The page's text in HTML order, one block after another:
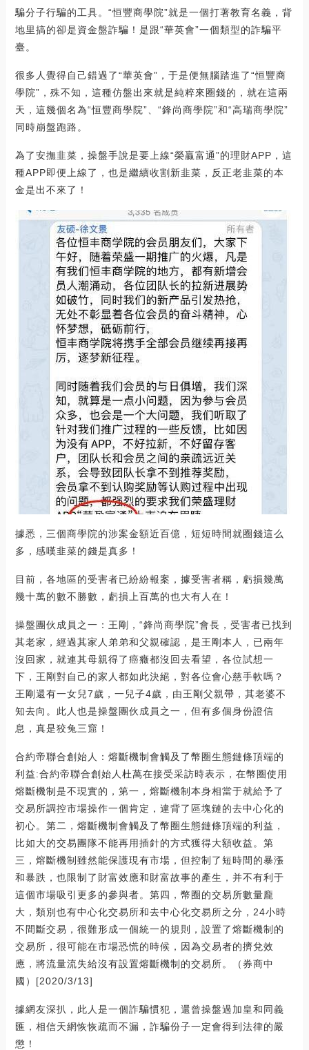
騙分子行騙的工具。“恒豐商學院”就是一個打著教育名義，背
地里搞的卻是資金盤詐騙！是跟“華英會”一個類型的詐騙平
臺。
很多人覺得自己錯過了“華英會”，于是便無腦踏進了“恒豐商
學院”，殊不知，這種仿盤出來就是純粹來圈錢的，就在這兩
天，這幾個名為“恒豐商學院”、“鋒尚商學院”和“高瑞商學院”
同時崩盤跑路。
為了安撫韭菜，操盤手說是要上線“榮贏富通”的理財APP，這
種APP即便上線了，也是繼續收割新韭菜，反正老韭菜的本
金是出不來了！
據悉，三個商學院的涉案金額近百億，短短時間就圈錢這么
多，感嘆韭菜的錢是真多！
目前，各地區的受害者已紛紛報案，據受害者稱，虧損幾萬
幾十萬的數不勝數，虧損上百萬的也大有人在！
操盤團伙成員之一：王剛，“鋒尚商學院”會長，受害者已找到
其老家，經過其家人弟弟和父親確認，是王剛本人，已兩年
沒回家，就連其母親得了癌癥都沒回去看望，各位試想一
下，王剛對自己的家人都如此決絕，對各位會心慈手軟嗎？
王剛還有一女兒7歲，一兒子4歲，由王剛父親帶，其老婆不
知去向。此人也是操盤團伙成員之一，但有多個身份證信
息，真是狡兔三窟！
合約帝聯合創始人：熔斷機制會觸及了幣圈生態鏈條頂端的
利益:合約帝聯合創始人杜萬在接受采訪時表示，在幣圈使用
熔斷機制是不現實的，第一，熔斷機制本身相當于就給予了
交易所調控市場操作一個肯定，違背了區塊鏈的去中心化的
初心。第二，熔斷機制會觸及了幣圈生態鏈條頂端的利益，
比如大的交易團隊不能再用插針的方式獲得大額收益。第
三，熔斷機制雖然能保護現有市場，但控制了短時間的暴漲
和暴跌，也限制了財富效應和財富故事的產生，并不有利于
這個市場吸引更多的參與者。第四，幣圈的交易所數量龐
大，類別也有中心化交易所和去中心化交易所之分，24小時
不間斷交易，很難形成一個統一的規則，設置了熔斷機制的
交易所，很可能在市場恐慌的時候，因為交易者的擠兌效
應，將流量流失給沒有設置熔斷機制的交易所。（券商中
國）[2020/3/13]
據網友深扒，此人是一個詐騙慣犯，還曾操盤過加皇和同義
匯，相信天網恢恢疏而不漏，詐騙份子一定會得到法律的嚴
懲！